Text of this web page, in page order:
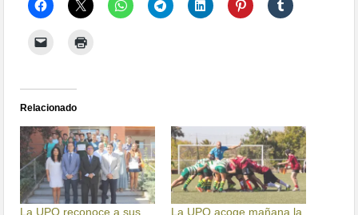
Relacionado
La UPO reconoce a sus
La UPO acoge mañana la